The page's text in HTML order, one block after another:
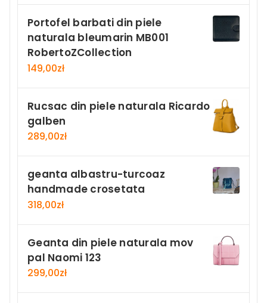
Portofel barbati din piele
naturala bleumarin MB001
RobertoZCollection
149,00zł
Rucsac din piele naturala Ricardo
galben
289,00zł
geanta albastru-turcoaz
handmade crosetata
318,00zł
Geanta din piele naturala mov
pal Naomi 123
299,00zł